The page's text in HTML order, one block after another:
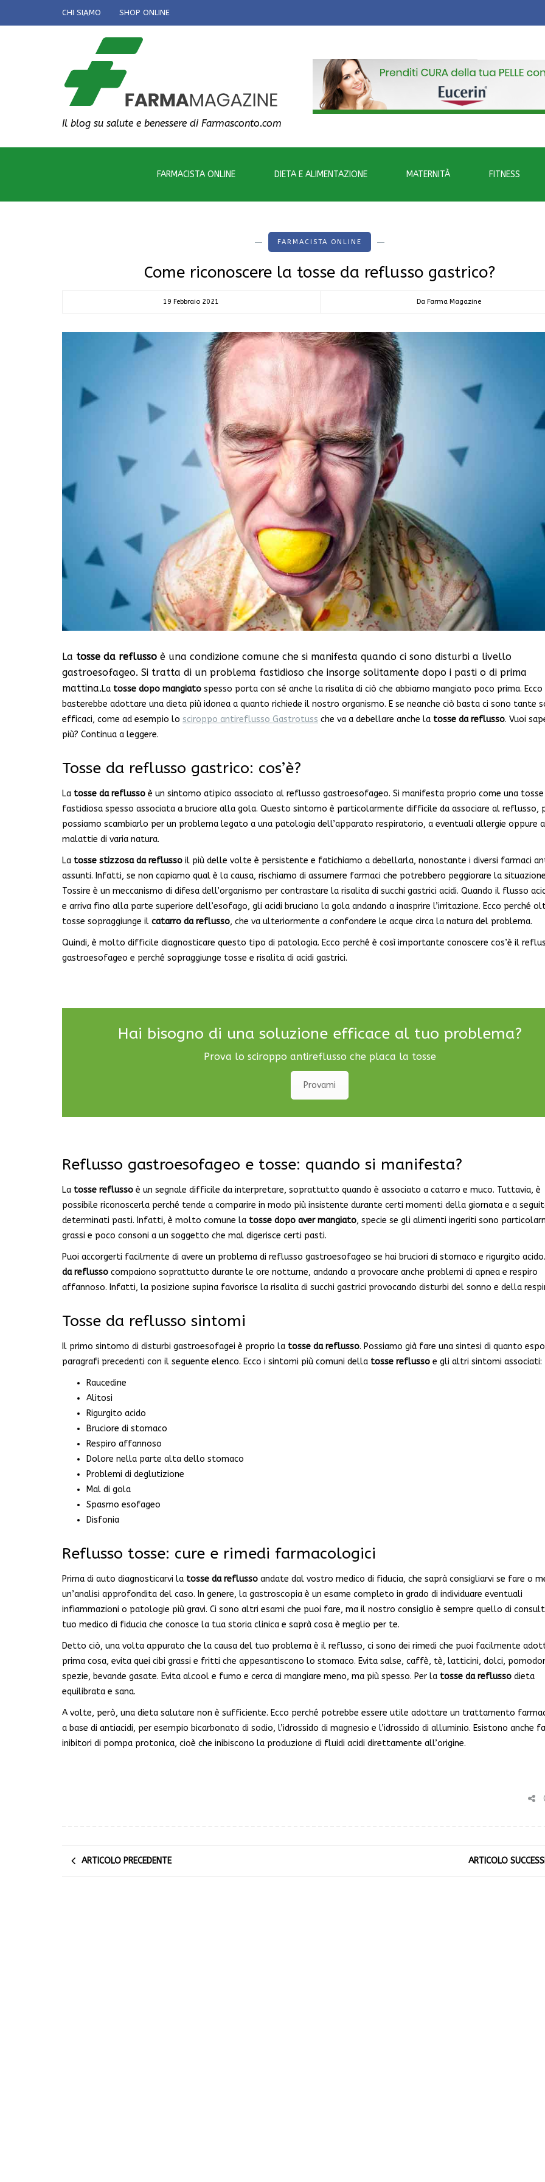
CHI SIAMO SHOP ONLINE
Il blog su salute e benessere di Farmasconto.com
FARMACISTA ONLINE DIETA E ALIMENTAZIONE MATERNITÀ FITNESS
FARMACISTA ONLINE
Come riconoscere la tosse da reflusso gastrico?
19 Febbraio 2021 Da Farma Magazine
La tosse da reflusso è una condizione comune che si manifesta quando ci sono disturbi a livello
gastroesofageo. Si tratta di un problema fastidioso che insorge solitamente dopo i pasti o di prima
mattina.La tosse dopo mangiato spesso porta con sé anche la risalita di ciò che abbiamo mangiato poco prima. Ecco
basterebbe adottare una dieta più idonea a quanto richiede il nostro organismo. E se neanche ciò basta ci sono tante
efficaci, come ad esempio lo sciroppo antireflusso Gastrotuss che va a debellare anche la tosse da reflusso. Vuoi
più? Continua a leggere.
Tosse da reflusso gastrico: cos’è?
La tosse da reflusso è un sintomo atipico associato al reflusso gastroesofageo. Si manifesta proprio come una tosse
fastidiosa spesso associata a bruciore alla gola. Questo sintomo è particolarmente difficile da associare al reflusso,
possiamo scambiarlo per un problema legato a una patologia dell’apparato respiratorio, a eventuali allergie oppure
malattie di varia natura.
La tosse stizzosa da reflusso il più delle volte è persistente e fatichiamo a debellarla, nonostante i diversi farmaci
assunti. Infatti, se non capiamo qual è la causa, rischiamo di assumere farmaci che potrebbero peggiorare la
Tossire è un meccanismo di difesa dell’organismo per contrastare la risalita di succhi gastrici acidi. Quando il flusso
e arriva fino alla parte superiore dell’esofago, gli acidi bruciano la gola andando a inasprire l’irritazione. Ecco perché
tosse sopraggiunge il catarro da reflusso, che va ulteriormente a confondere le acque circa la natura del problema.
Quindi, è molto difficile diagnosticare questo tipo di patologia. Ecco perché è così importante conoscere cos’è il
gastroesofageo e perché sopraggiunge tosse e risalita di acidi gastrici.
Hai bisogno di una soluzione efficace al tuo problema?
Prova lo sciroppo antireflusso che placa la tosse
Provami
Reflusso gastroesofageo e tosse: quando si manifesta?
La tosse reflusso è un segnale difficile da interpretare, soprattutto quando è associato a catarro e muco. Tuttavia, è
possibile riconoscerla perché tende a comparire in modo più insistente durante certi momenti della giornata e a
determinati pasti. Infatti, è molto comune la tosse dopo aver mangiato, specie se gli alimenti ingeriti sono
grassi e poco consoni a un soggetto che mal digerisce certi pasti.
Puoi accorgerti facilmente di avere un problema di reflusso gastroesofageo se hai bruciori di stomaco e rigurgito acido.
da reflusso compaiono soprattutto durante le ore notturne, andando a provocare anche problemi di apnea e respiro
affannoso. Infatti, la posizione supina favorisce la risalita di succhi gastrici provocando disturbi del sonno e della
Tosse da reflusso sintomi
Il primo sintomo di disturbi gastroesofagei è proprio la tosse da reflusso. Possiamo già fare una sintesi di quanto
paragrafi precedenti con il seguente elenco. Ecco i sintomi più comuni della tosse reflusso e gli altri sintomi associati:
Raucedine
Alitosi
Rigurgito acido
Bruciore di stomaco
Respiro affannoso
Dolore nella parte alta dello stomaco
Problemi di deglutizione
Mal di gola
Spasmo esofageo
Disfonia
Reflusso tosse: cure e rimedi farmacologici
Prima di auto diagnosticarvi la tosse da reflusso andate dal vostro medico di fiducia, che saprà consigliarvi se fare o
un’analisi approfondita del caso. In genere, la gastroscopia è un esame completo in grado di individuare eventuali
infiammazioni o patologie più gravi. Ci sono altri esami che puoi fare, ma il nostro consiglio è sempre quello di
tuo medico di fiducia che conosce la tua storia clinica e saprà cosa è meglio per te.
Detto ciò, una volta appurato che la causa del tuo problema è il reflusso, ci sono dei rimedi che puoi facilmente
prima cosa, evita quei cibi grassi e fritti che appesantiscono lo stomaco. Evita salse, caffè, tè, latticini, dolci,
spezie, bevande gasate. Evita alcool e fumo e cerca di mangiare meno, ma più spesso. Per la tosse da reflusso dieta
equilibrata e sana.
A volte, però, una dieta salutare non è sufficiente. Ecco perché potrebbe essere utile adottare un trattamento
a base di antiacidi, per esempio bicarbonato di sodio, l’idrossido di magnesio e l’idrossido di alluminio. Esistono anche
inibitori di pompa protonica, cioè che inibiscono la produzione di fluidi acidi direttamente all’origine.
ARTICOLO PRECEDENTE ARTICOLO